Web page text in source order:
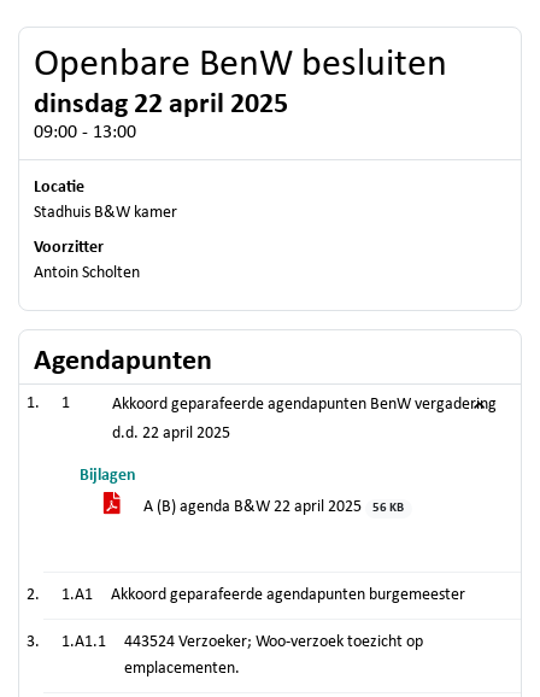
Openbare BenW besluiten
dinsdag 22 april 2025
09:00 - 13:00
Locatie
Stadhuis B&W kamer
Voorzitter
Antoin Scholten
Agendapunten
1
Akkoord geparafeerde agendapunten BenW vergadering
d.d. 22 april 2025
Bijlagen
A (B) agenda B&W 22 april 2025
56 KB
1.A1 Akkoord geparafeerde agendapunten burgemeester
1.A1.1
443524 Verzoeker; Woo-verzoek toezicht op
emplacementen.